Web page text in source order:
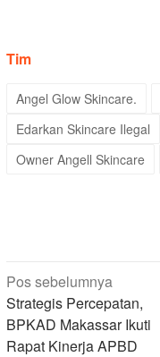
Tim
Angel Glow Skincare.
Edarkan Skincare Ilegal
Owner Angell Skincare
Navigasi
pos
Pos sebelumnya
Strategis Percepatan,
BPKAD Makassar Ikuti
Rapat Kinerja APBD